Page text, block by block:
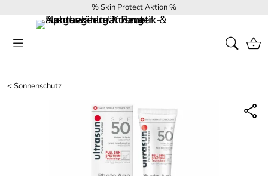
% Skin Protect Aktion %
<Sonnenschutz